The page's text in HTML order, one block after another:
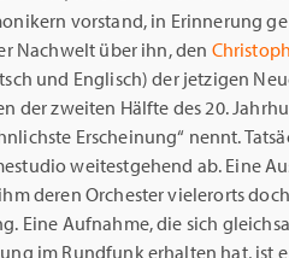
vorstand, in Erinnerung
Nachwelt über ihn, den
und Englisch) der jetzigen
der zweiten Hälfte des 20.
Erscheinung“ nennt.
weitestgehend ab. Eine
deren Orchester vielerorts
Eine Aufnahme, die sich
im Rundfunk erhalten hat, ist